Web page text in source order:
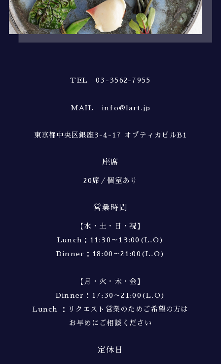
TEL 03-3562-7955
MAIL info@lart.jp
東京都中央区銀座3-4-17 オプティカビルB1
座席
20席／個室あり
営業時間
【水・土・日・祝】
Lunch：11:30～13:00(L.O)
Dinner：18:00～21:00(L.O)
【月・火・木・金】
Dinner：17:30～21:00(L.O)
Lunch ：リクエスト営業のためご希望の方は
お早めにご相談ください
定休日